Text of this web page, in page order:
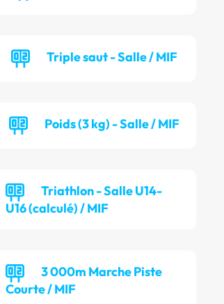
Triple saut - Salle / MIF
Poids (3 kg) - Salle / MIF
Triathlon - Salle U14-
U16 (calculé) / MIF
3 000m Marche Piste
Courte / MIF